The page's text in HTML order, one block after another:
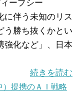
ープシー
に伴う未知のリス
う勝ち抜くかとい
強化など」、日本
続きを読む
）提携のＡＩ戦略